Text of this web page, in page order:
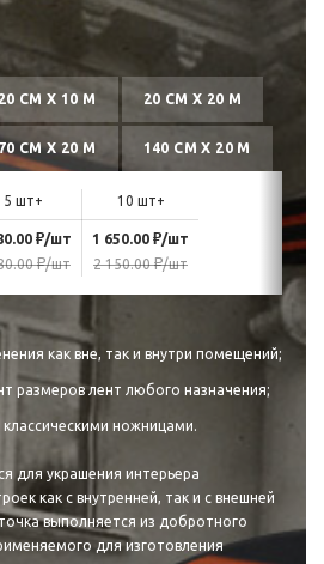
20 СМ Х 10 М 20 СМ Х 20 М
СМ Х 20 М 140 СМ Х 20 М
5 шт+ 10 шт+
₽/шт
₽/шт
1 650.00 ₽/шт
2 150.00₽/шт
как вне, так и внутри помещений;
размеров лент любого назначения;
классическими ножницами.
для украшения интерьера
как с внутренней, так и с внешней
выполняется из добротного
для изготовления